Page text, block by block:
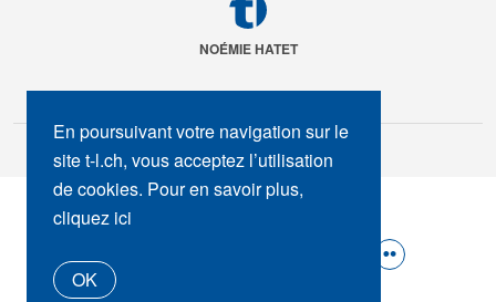
NOÉMIE HATET
En poursuivant votre navigation sur le
site t-l.ch, vous acceptez l’utilisation
de cookies. Pour en savoir plus,
cliquez ici
OK